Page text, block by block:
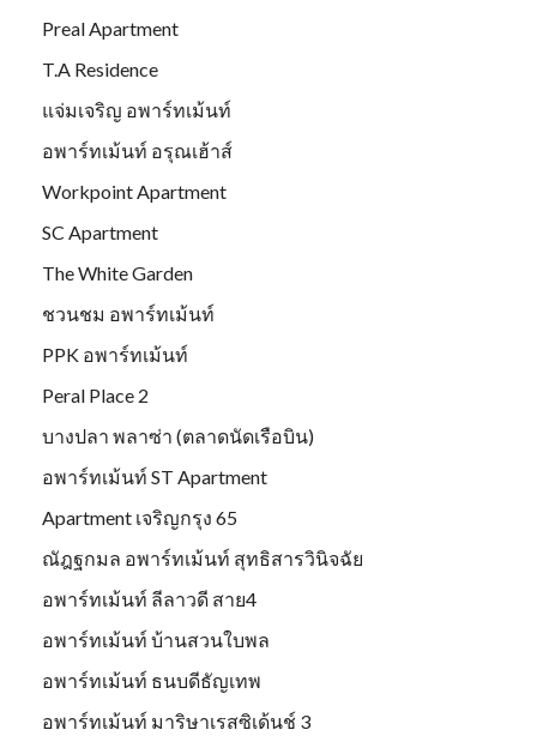
Preal Apartment
T.A Residence
แจ่มเจริญ อพาร์ทเม้นท์
อพาร์ทเม้นท์ อรุณเฮ้าส์
Workpoint Apartment
SC Apartment
The White Garden
ชวนชม อพาร์ทเม้นท์
PPK อพาร์ทเม้นท์
Peral Place 2
บางปลา พลาซ่า (ตลาดนัดเรือบิน)
อพาร์ทเม้นท์ ST Apartment
Apartment เจริญกรุง 65
ณัฎฐกมล อพาร์ทเม้นท์ สุทธิสารวินิจฉัย
อพาร์ทเม้นท์ ลีลาวดี สาย4
อพาร์ทเม้นท์ บ้านสวนใบพล
อพาร์ทเม้นท์ ธนบดีธัญเทพ
อพาร์ทเม้นท์ มาริษาเรสซิเด้นช์ 3